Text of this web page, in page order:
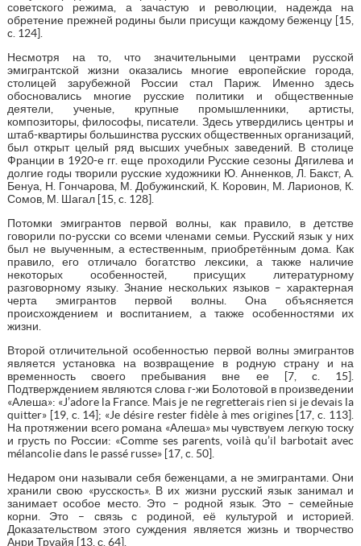
советского режима, а зачастую и революции, надежда на
обретение прежней родины были присущи каждому беженцу [15,
c. 124].
Несмотря на то, что значительными центрами русской
эмигрантской жизни оказались многие европейские города,
столицей зарубежной России стал Париж. Именно здесь
обосновались многие русские политики и общественные
деятели, ученые, крупные промышленники, артисты,
композиторы, философы, писатели. Здесь утвердились центры и
штаб-квартиры большинства русских общественных организаций,
был открыт целый ряд высших учебных заведений. В столице
Франции в 1920-е гг. еще проходили Русские сезоны Дягилева и
долгие годы творили русские художники Ю. Анненков, Л. Бакст, А.
Бенуа, Н. Гончарова, М. Добужинский, К. Коровин, М. Ларионов, К.
Сомов, М. Шагал [15, c. 128].
Потомки эмигрантов первой волны, как правило, в детстве
говорили по-русски со всеми членами семьи. Русский язык у них
был не выученным, а естественным, приобретённым дома. Как
правило, его отличало богатство лексики, а также наличие
некоторых особенностей, присущих литературному
разговорному языку. Знание нескольких языков – характерная
черта эмигрантов первой волны. Она объясняется
происхождением и воспитанием, а также особенностями их
жизни.
Второй отличительной особенностью первой волны эмигрантов
является установка на возвращение в родную страну и на
временность своего пребывания вне ее [7, c. 15].
Подтверждением являются слова г-жи Болотовой в произведении
«Алеша»: «J’adore la France. Mais je ne regretterais rien si je devais la
quitter» [19, c. 14]; «Je désire rester fidèle à mes origines [17, c. 113].
На протяжении всего романа «Алеша» мы чувствуем легкую тоску
и грусть по России: «Comme ses parents, voilà qu’il barbotait avec
mélancolie dans le passé russe» [17, c. 50].
Недаром они называли себя беженцами, а не эмигрантами. Они
хранили свою «русскость». В их жизни русский язык занимал и
занимает особое место. Это – родной язык. Это – семейные
корни. Это – связь с родиной, её культурой и историей.
Доказательством этого суждения является жизнь и творчество
Анри Труайя [13, с. 64].